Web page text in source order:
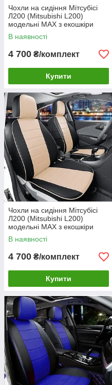
Чохли на сидіння Мітсубісі
Л200 (Mitsubishi L200)
модельні MAX з екошкіри
Чорно-сірий, графіт
В наявності
4 700 ₴/комплект
Купити
Чохли на сидіння Мітсубісі
Л200 (Mitsubishi L200)
модельні MAX з екошкіри
Чорно-бежевий
В наявності
4 700 ₴/комплект
Купити